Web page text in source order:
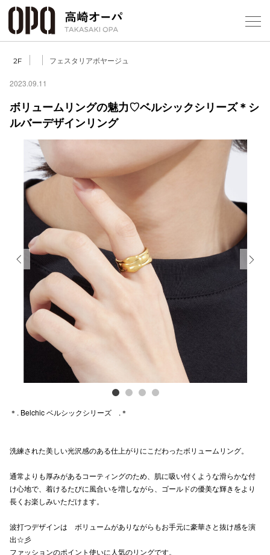
2F フェスタリアボヤージュ
2023.09.11
ボリュームリングの魅力♡ベルシックシリーズ＊シ
ルバーデザインリング
＊. Belchic ベルシックシリーズ .＊
洗練された美しい光沢感のある仕上がりにこだわったボリュームリング。
通常よりも厚みがあるコーティングのため、肌に吸い付くような滑らかな付
け心地で、着けるたびに風合いを増しながら、ゴールドの優美な輝きをより
長くお楽しみいただけます。
波打つデザインは ボリュームがありながらもお手元に豪華さと抜け感を演
出☆彡
ファッションのポイント使いに人気のリングです。
フロア
ショッ
施設案内
アクセ
スタッ
電話で
公式SNS
企業情報
利用規約